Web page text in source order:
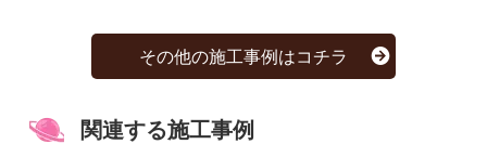
その他の施工事例はコチラ
関連する施工事例